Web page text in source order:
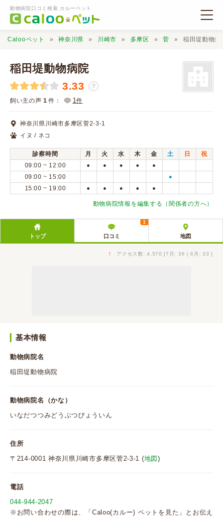
動物病院口コミ検索 カルーペット
動物病院検索
口コミ検索
Calooペットとは？
口コミ投稿
Calooペット 神奈川県 川崎市 多摩区 菅 稲田堤動物病
稲田堤動物病院
3.33 ？
飼い主の声 1 件： 1件
神奈川県川崎市多摩区菅2-3-1
イヌ / ネコ
診察時間 月 火 水 木 金 土 日
祝
09:00 ~ 12:00
● ● ● ● ●
09:00 ~ 15:00 ●
15:00 ~ 19:00 ● ● ● ● ●
動物病院情報を編集する（関係者の方へ）
トップ 口コミ
1
地図
↑ アクセス数: 4,570 [7月: 36 | 6月: 33 ]
基本情報
動物病院名
稲田堤動物病院
動物病院名（かな）
いなだつつみどうぶつびょういん
住所
〒214-0001 神奈川県川崎市多摩区菅2-3-1 (地図)
電話
044-944-2047
※お問い合わせの際は、「Caloo(カルー) ペットを見た」とお伝え